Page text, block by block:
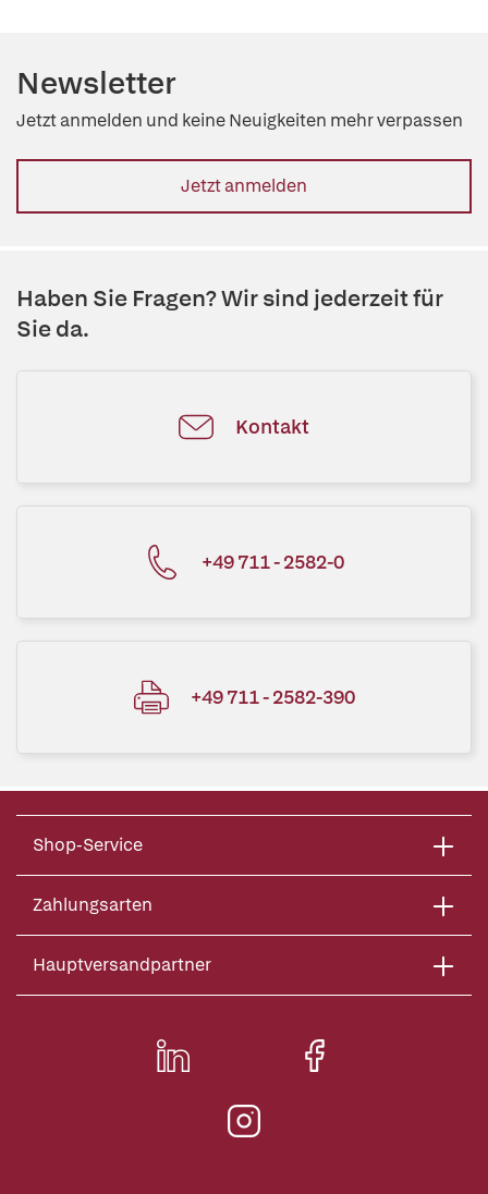
Newsletter
Jetzt anmelden und keine Neuigkeiten mehr verpassen
Jetzt anmelden
Haben Sie Fragen? Wir sind jederzeit für
Sie da.
Kontakt
+49 711 - 2582-0
+49 711 - 2582-390
Shop-Service
Zahlungsarten
Hauptversandpartner